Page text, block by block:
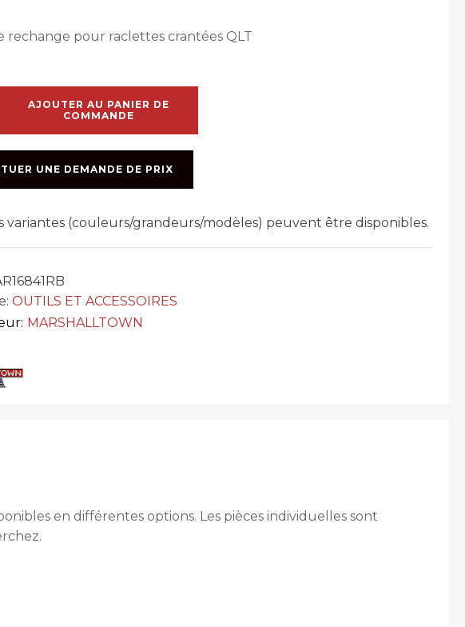
rechange pour raclettes crantées QLT
AJOUTER AU PANIER DE
COMMANDE
UNE DEMANDE DE PRIX
variantes (couleurs/grandeurs/modèles) peuvent être disponibles.
OUTILS ET ACCESSOIRES
MARSHALLTOWN
en différentes options. Les pièces individuelles sont